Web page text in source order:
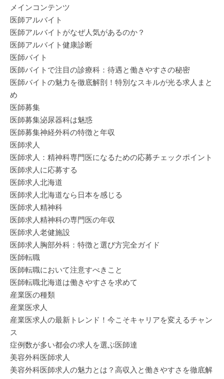
メインコンテンツ
医師アルバイト
医師アルバイトがなぜ人気があるのか？
医師アルバイト健康診断
医師バイト
医師バイトで注目の診療科：待遇と働きやすさの秘密
医師バイトの魅力を徹底解剖！特別なスキルが光る求人まと
め
医師募集
医師募集泌尿器科は魅惑
医師募集神経外科の特徴と年収
医師求人
医師求人：精神科専門医になるための応募チェックポイント
医師求人に応募する
医師求人北海道
医師求人北海道なら日本を感じる
医師求人精神科
医師求人精神科の専門医の年収
医師求人老健施設
医師求人胸部外科：特徴と選び方完全ガイド
医師転職
医師転職において注意すべきこと
医師転職北海道は働きやすさを求めて
産業医の種類
産業医求人
産業医求人の最新トレンド！今こそキャリアを変えるチャン
ス
症例数が多い都会の求人を選ぶ医師達
美容外科医師求人
美容外科医師求人の魅力とは？高収入と働きやすさを徹底解